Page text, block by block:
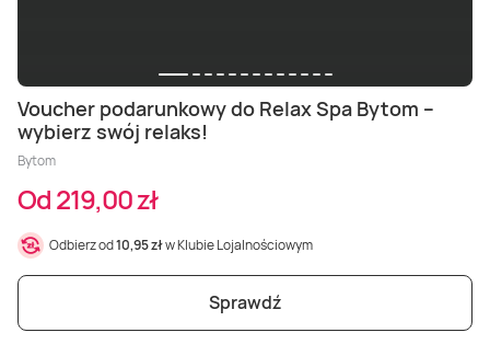
Voucher podarunkowy do Relax Spa Bytom –
wybierz swój relaks!
Bytom
Od 219,00 zł
Odbierz od10,95 złw Klubie Lojalnościowym
Sprawdź